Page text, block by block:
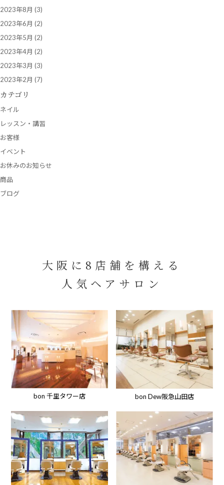
2023年8月 (3)
2023年6月 (2)
2023年5月 (2)
2023年4月 (2)
2023年3月 (3)
2023年2月 (7)
カテゴリ
ネイル
レッスン・講習
お客様
イベント
お休みのお知らせ
商品
ブログ
大阪に8店舗を構える
人気ヘアサロン
bon 千里タワー店 bon Dew阪急山田店